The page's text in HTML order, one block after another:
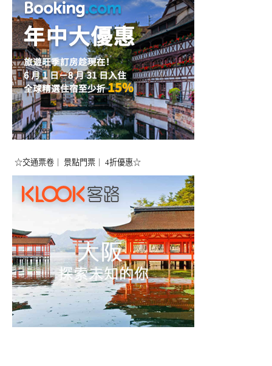
☆交通票卷｜ 景點門票｜ 4折優惠☆